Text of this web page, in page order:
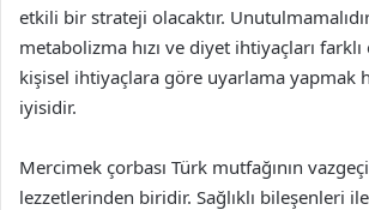
etkili bir strateji olacaktır.
metabolizma hızı ve diyet ihtiyaçları
kişisel ihtiyaçlara göre uyarlama yapmak
iyisidir.
Mercimek çorbası Türk mutfağının
lezzetlerinden biridir. Sağlıklı bileşenleri